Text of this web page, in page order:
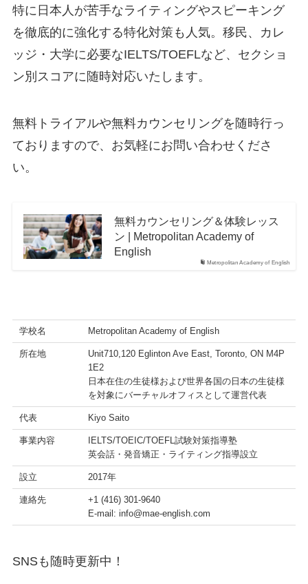
特に日本人が苦手なライティングやスピーキング
を徹底的に強化する特化対策も人気。移民、カレ
ッジ・大学に必要なIELTS/TOEFLなど、セクショ
ン別スコアに随時対応いたします。
無料トライアルや無料カウンセリングを随時行っ
ておりますので、お気軽にお問い合わせくださ
い。
Metropolitan Academy of English
無料カウンセリング＆体験レッス
ン | Metropolitan Academy of
English
学校名 Metropolitan Academy of English
所在地
Unit710,120 Eglinton Ave East, Toronto, ON M4P
1E2
日本在住の生徒様および世界各国の日本の生徒様
を対象にバーチャルオフィスとして運営代表
代表 Kiyo Saito
事業内容
IELTS/TOEIC/TOEFL試験対策指導塾
英会話・発音矯正・ライティング指導設立
設立 2017年
連絡先
+1 (416) 301-9640
E-mail: info@mae-english.com
SNSも随時更新中！